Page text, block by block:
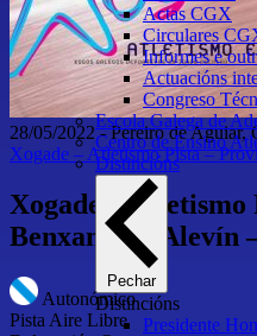
Actas CGX
Circulares
Informes e
Actuacións
Congreso
Escola Galega de
Centro de Ensino
Distincións
Pechar
Distincións
Presidente
28/05/2022-Pereiro de Aguiar,
Xogade – Atletismo Pista –
Xogade –
Benxamín e Alevín
Autonómico
Pista Aire Libre